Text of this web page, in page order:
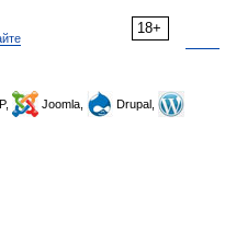
18+
Joomla,
Drupal,